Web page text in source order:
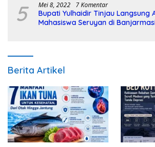
5 Mei 8, 2022 7 Komentar
Bupati Yulhaidir Tinjau Langsung
Mahasiswa Seruyan di
Berita Artikel